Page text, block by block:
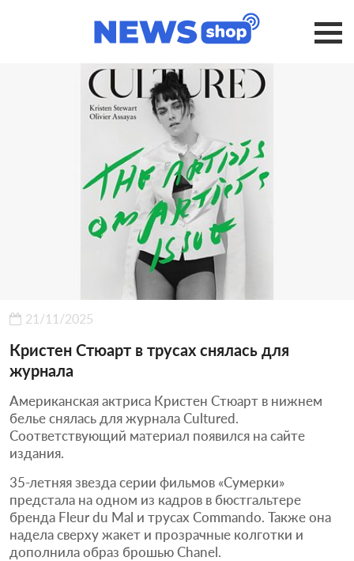
21/11/2025
Кристен Стюарт в трусах снялась для
журнала
Американская актриса Кристен Стюарт в нижнем
белье снялась для журнала Cultured.
Соответствующий материал появился на сайте
издания.
35-летняя звезда серии фильмов «Сумерки»
предстала на одном из кадров в бюстгальтере
бренда Fleur du Mal и трусах Commando. Также она
надела сверху жакет и прозрачные колготки и
дополнила образ брошью Chanel.